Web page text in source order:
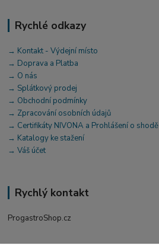
Rychlé odkazy
→ Kontakt - Výdejní místo
→ Doprava a Platba
→ O nás
→ Splátkový prodej
→ Obchodní podmínky
→ Zpracování osobních údajů
→ Certifikáty NIVONA a Prohlášení o shodě
→ Katalogy ke stažení
→ Váš účet
Rychlý kontakt
ProgastroShop.cz